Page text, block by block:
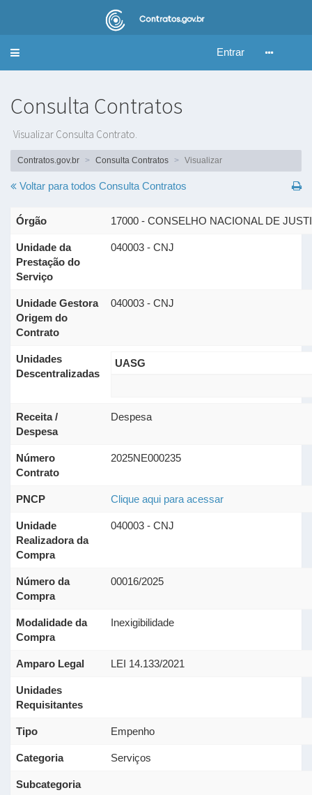
Alternar
Entrar
Consulta Contratos
Visualizar Consulta Contrato.
Contratos.gov.br Consulta Contratos Visualizar
Voltar para todos Consulta Contratos
Órgão 17000 - CONSELHO NACIONAL DE
Unidade da
Prestação do
Serviço
040003 - CNJ
Unidade Gestora
Origem do
Contrato
040003 - CNJ
Unidades
Descentralizadas
UASG
Receita /
Despesa
Despesa
Número
Contrato
2025NE000235
PNCP Clique aqui para acessar
Unidade
Realizadora da
Compra
040003 - CNJ
Número da
Compra
00016/2025
Modalidade da
Compra
Inexigibilidade
Amparo Legal LEI 14.133/2021
Unidades
Requisitantes
Tipo Empenho
Categoria Serviços
Subcategoria